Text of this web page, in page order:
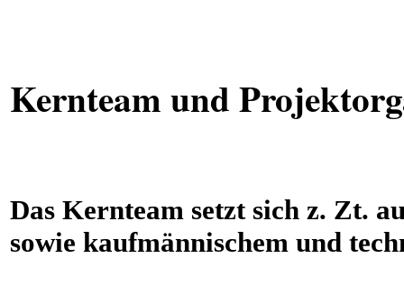
Kernteam und
Das Kernteam setzt sich z. Zt.
sowie kaufmännischem und